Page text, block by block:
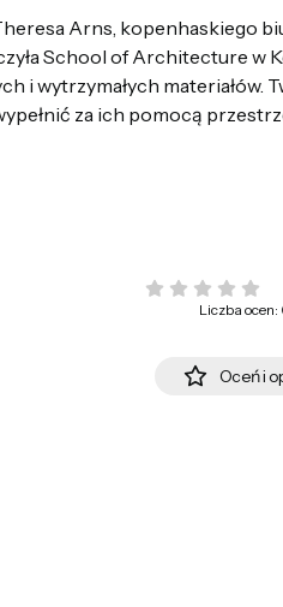
Arns, kopenhaskiego
School of Architecture
i wytrzymałych
za ich pomocą
Liczba ocen:
Oceń i